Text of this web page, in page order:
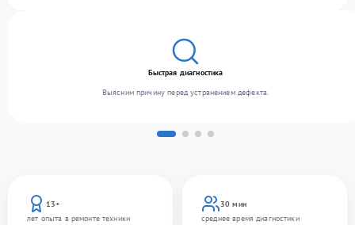
13+
лет опыта в ремонте техники
30 мин
среднее время диагностики
Быстрая диагностика
Выясним причину перед устранением дефекта.